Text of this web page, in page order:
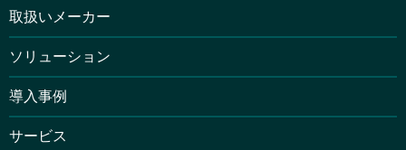
取扱いメーカー
ソリューション
導入事例
サービス